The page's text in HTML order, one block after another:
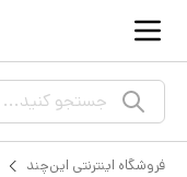
جستجو کنید...
فروشگاه اینترنتی این‌چند